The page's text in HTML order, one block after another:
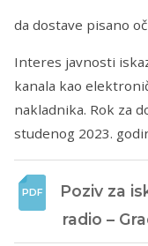
da dostave pisano
Interes javnosti
kanala kao
nakladnika. Rok za
studenog 2023.
Poziv za
radio –